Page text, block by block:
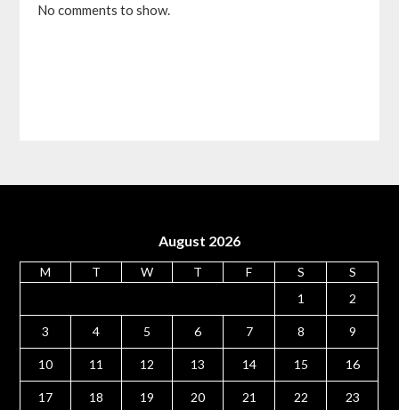
No comments to show.
August 2026
M T W T F S
S
1
2
3 4 5 6 7 8 9
10 11 12 13 14 15 16
17 18 19 20 21 22 23